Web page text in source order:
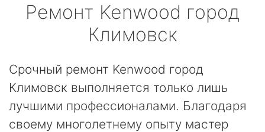
Ремонт Kenwood город
Климовск
Срочный ремонт Kenwood город
Климовск выполняется только лишь
лучшими профессионалами. Благодаря
своему многолетнему опыту мастер